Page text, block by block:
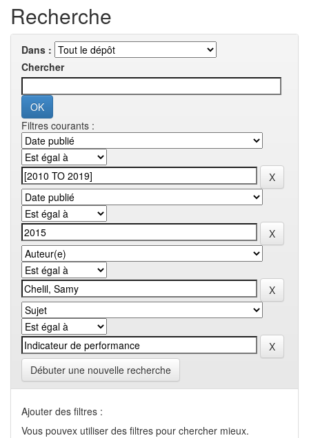
Recherche
Dans :
Chercher
Filtres courants :
Débuter une nouvelle recherche
Ajouter des filtres :
Vous pouvex utiliser des filtres pour chercher mieux.